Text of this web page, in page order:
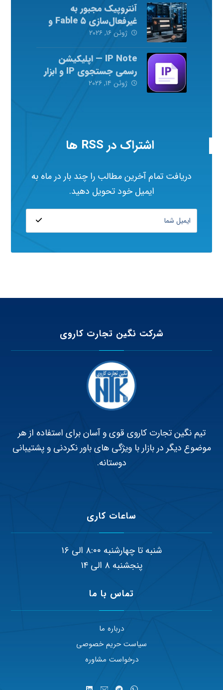
آنتروپیک مجبور به
غیرفعال‌سازی Fable ۵ و
Mythos ۵ شد
ژوئن ۱۶, ۲۰۲۶
IP Note — اپلیکیشن
رسمی جستجوی IP و ابزار
شبکه
ژوئن ۱۴, ۲۰۲۶
اشتراک در RSS ها
دریافت تمام آخرین مطالب را چند بار در ماه به
ایمیل خود تحویل دهید.
شرکت نگین تجارت کاروی
تیم نگین تجارت کاروی قوی و آسان برای استفاده از هر
موضوع دیگر در بازار با ویژگی های باور نکردنی و پشتیبانی
دوستانه.
ساعات کاری
شنبه تا چهارشنبه ۸:۰۰ الی ۱۶
پنجشنبه ۸ الی ۱۴
تماس با ما
درباره ما
سیاست حریم خصوصی
درخواست مشاوره